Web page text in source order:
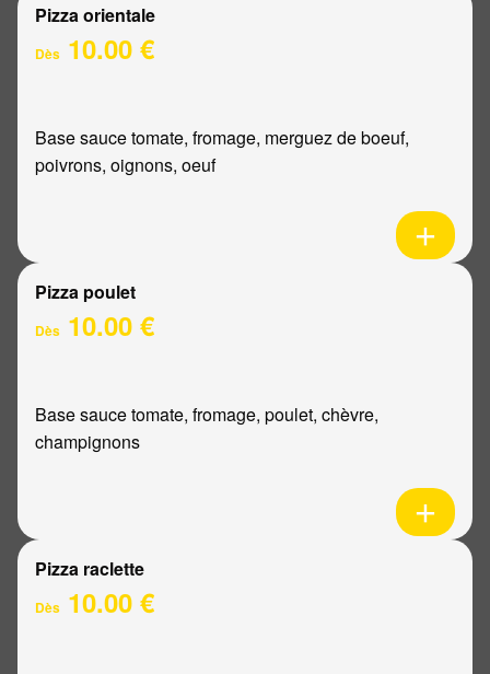
Pizza orientale
Dès 10.00 €
Base sauce tomate, fromage, merguez de boeuf,
poivrons, oignons, oeuf
Pizza poulet
Dès 10.00 €
Base sauce tomate, fromage, poulet, chèvre,
champignons
Pizza raclette
Dès 10.00 €